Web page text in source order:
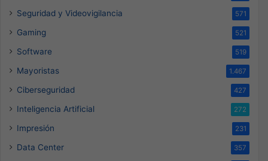
Seguridad y Videovigilancia 571
Gaming 521
Software 519
Mayoristas 1.467
Ciberseguridad 427
Inteligencia Artificial 272
Impresión 231
Data Center 357